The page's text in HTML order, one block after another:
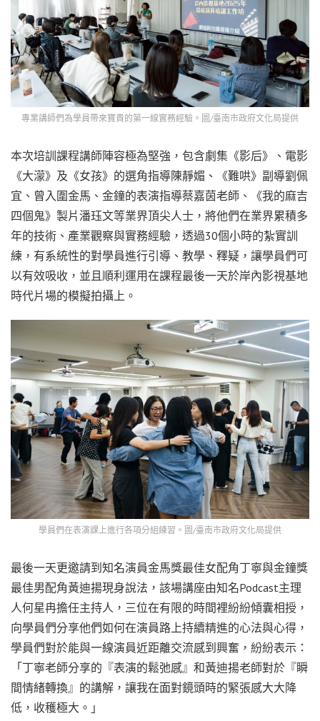
專業講師們為學員帶來寶貴的第一線實務經驗。圖/臺南市政府文化局提供
本次培訓課程講師陣容極為堅強，包含劇集《影后》、電影
《大濛》及《女孩》的選角指導陳靜媚、《難哄》副導劉佩
宜、曾入圍金馬、金鐘的表演指導蔡嘉茵老師、《我的麻吉
四個鬼》製片潘珏文等業界頂尖人士，將他們在業界累積多
年的技術、產業觀察與實務經驗，透過30個小時的紮實訓
練，有系統性的對學員進行引導、教學、釋疑，讓學員們可
以有效吸收，並且順利運用在課程最後一天於岸內影視基地
時代片場的模擬拍攝上。
學員們在表演課上進行各項分組練習。圖/臺南市政府文化局提供
最後一天更邀請到知名演員金馬獎最佳女配角丁寧與金鐘獎
最佳男配角黃迪揚現身說法，該場講座由知名Podcast主理
人何星冉擔任主持人，三位在有限的時間裡紛紛傾囊相授，
向學員們分享他們如何在演員路上持續精進的心法與心得，
學員們對於能與一線演員近距離交流感到興奮，紛紛表示：
「丁寧老師分享的『表演的鬆弛感』和黃迪揚老師對於『瞬
間情緒轉換』的講解，讓我在面對鏡頭時的緊張感大大降
低，收穫極大。」